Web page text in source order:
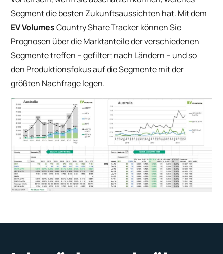
Segment die besten Zukunftsaussichten hat. Mit dem
EV VolumesCountry Share Tracker können Sie
Prognosen über die Marktanteile der verschiedenen
Segmente treffen – gefiltert nach Ländern – und so
den Produktionsfokus auf die Segmente mit der
größten Nachfrage legen.